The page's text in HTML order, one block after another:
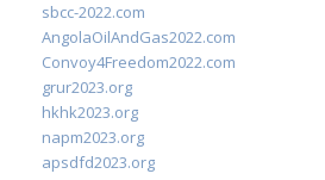
sbcc-2022.com
AngolaOilAndGas2022.com
Convoy4Freedom2022.com
grur2023.org
hkhk2023.org
napm2023.org
apsdfd2023.org